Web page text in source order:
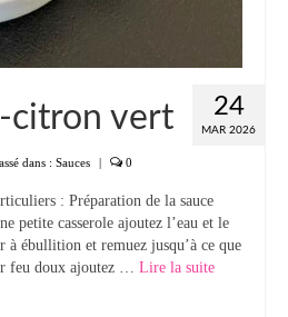
24
MAR 2026
citron vert
dans : Sauces | 0
: Préparation de la sauce
petite casserole ajoutez l’eau et le
à ébullition et remuez jusqu’à ce que
feu doux ajoutez … Lire la suite­­